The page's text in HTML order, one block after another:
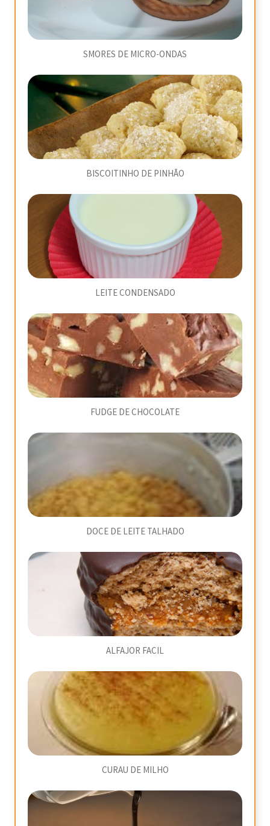
SMORES DE MICRO-ONDAS
BISCOITINHO DE PINHÃO
LEITE CONDENSADO
FUDGE DE CHOCOLATE
DOCE DE LEITE TALHADO
ALFAJOR FACIL
CURAU DE MILHO